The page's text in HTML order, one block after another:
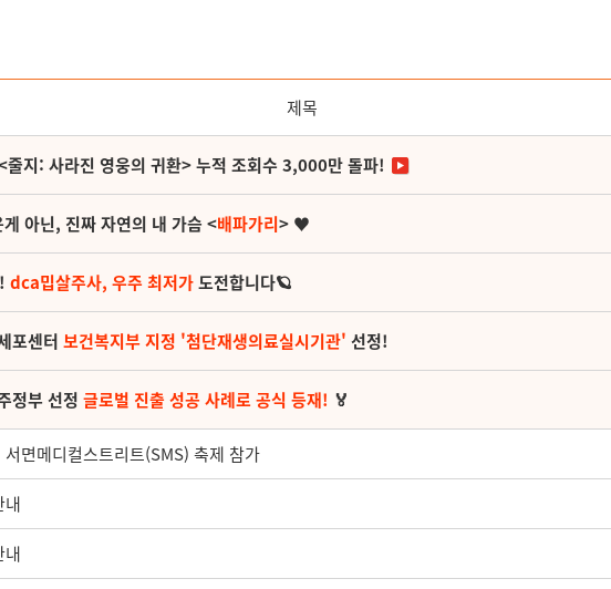
제목
지: 사라진 영웅의 귀환> 누적 조회수 3,000만 돌파!
아닌, 진짜 자연의 내 가슴 <배파가리> ♥
dca밉살주사, 우주 최저가도전합니다🪐
포센터 보건복지부 지정 '첨단재생의료실시기관' 선정!
정부 선정 글로벌 진출 성공 사례로 공식 등재! 🏅
면메디컬스트리트(SMS) 축제 참가
내
내